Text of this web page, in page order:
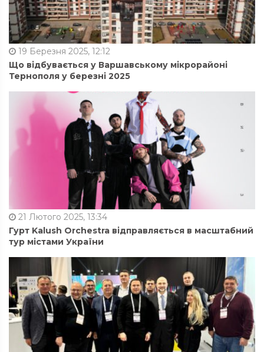
19 Березня 2025, 12:12
Що відбувається у Варшавському мікрорайоні
Тернополя у березні 2025
21 Лютого 2025, 13:34
Гурт Kalush Orchestra відправляється в масштабний
тур містами України